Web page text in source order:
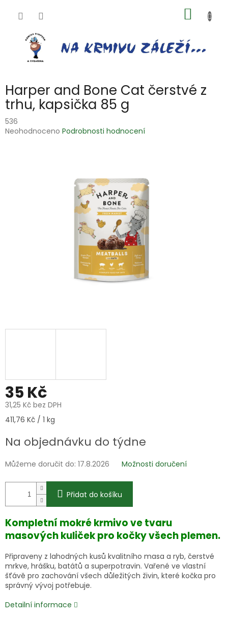
KOŠÍK
Harper and Bone Cat čerstvé z
trhu, kapsička 85 g
536
Průměrné
Neohodnoceno Podrobnosti hodnocení
35 Kč
31,25 Kč bez DPH
Měrná
411,76 Kč / 1 kg
Na objednávku do týdne
Můžeme doručit do: 17.8.2026 Možnosti doručení
Přidat do košíku
Kompletní mokré krmivo ve tvaru
masových kuliček pro kočky všech plemen.
Připraveny z lahodných kusů kvalitního masa a ryb, čerstvé
mrkve, hrášku, batátů a superpotravin. Vařené ve vlastní
šťávě pro zachování všech důležitých živin, které kočka pro
správný vývoj potřebuje.
Detailní informace